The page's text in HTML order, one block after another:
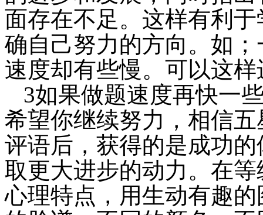
面存在不足。这样有利
确自己努力的方向。如
速度却有些慢。可以这
3如果做题速度再快一
希望你继续努力，相信
评语后，获得的是成功
取更大进步的动力。在
心理特点，用生动有趣